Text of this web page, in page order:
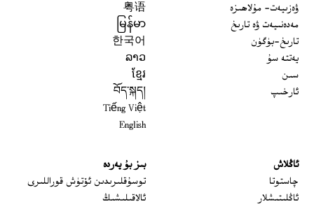
ۋەزىيەت- مۇلاھىزە
مەدەنىيەت ۋە تارىخ
تارىخ-بۈگۈن
يەتتە سۇ
سىن
ئارخىپ
粤语
မြန်မာ
한국어
ລາວ
ខ្មែរ
བོད་སྐད།
Tiếng Việt
English
ئاڭلاش
چاستوتا
ئاڭلىتىشلار
بىز بۇ يەردە
توسۇقلىرىدىن ئۆتۈش قوراللىرى
ئالاقىلىشىڭ